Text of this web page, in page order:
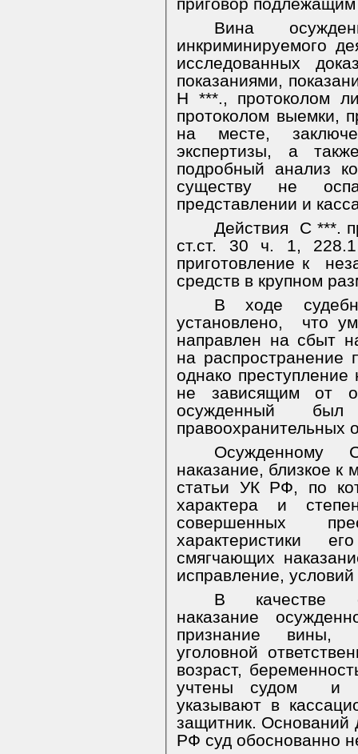
приговор
Вина
инкриминируемого
исследованных
показаниями,
Н ***., протоколом
протоколом выемки,
на месте,
экспертизы, а
подробный анализ
существу не
представлении и
Действия
С ***.
ст.ст. 30 ч. 1,
приготовление к
средств в крупном
В ходе
установлено,
что
направлен на сбыт
на распространение
однако
не зависящим от
осужденный был
правоохранительных
Осужденному
наказание, близкое к
статьи УК РФ, по
характера и
совершенных
характеристики
смягчающих
исправление,
В качестве
наказание
признание вины,
уголовной
возраст,
учтены судом
и
указывают в
защитник. Оснований
РФ суд обоснованно